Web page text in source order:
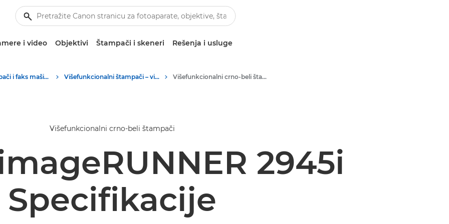
i video Objektivi Štampači i skeneri Rešenja i usluge
Poslovni štampači i faks mašine Višefunkcionalni štampači – višenamenski štampači Višefunkcionalni crno-beli štampači
Višefunkcionalni crno-beli štampači
2945i
Specifikacije